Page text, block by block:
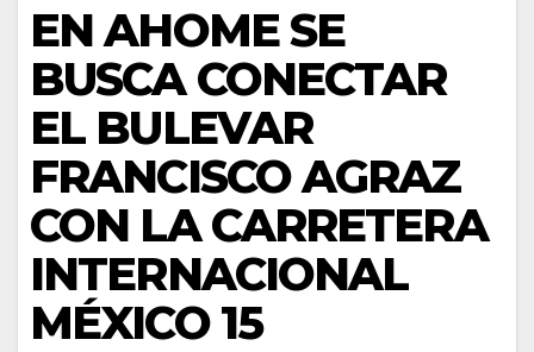
EN AHOME SE
BUSCA CONECTAR
EL BULEVAR
FRANCISCO AGRAZ
CON LA CARRETERA
INTERNACIONAL
MÉXICO 15